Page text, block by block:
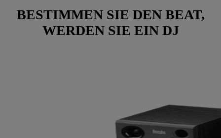
BESTIMMEN SIE DEN BEAT,
WERDEN SIE EIN DJ